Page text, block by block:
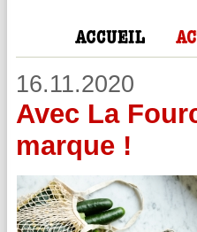
16.11.2020
Avec La
marque !